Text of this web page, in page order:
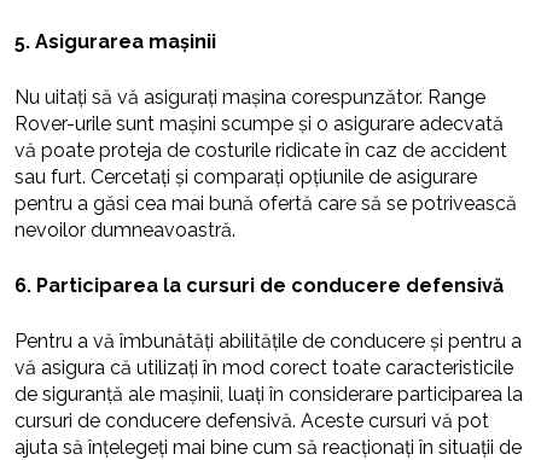
5. Asigurarea mașinii
Nu uitați să vă asigurați mașina corespunzător. Range
Rover-urile sunt mașini scumpe și o asigurare adecvată
vă poate proteja de costurile ridicate în caz de accident
sau furt. Cercetați și comparați opțiunile de asigurare
pentru a găsi cea mai bună ofertă care să se potrivească
nevoilor dumneavoastră.
6. Participarea la cursuri de conducere defensivă
Pentru a vă îmbunătăți abilitățile de conducere și pentru a
vă asigura că utilizați în mod corect toate caracteristicile
de siguranță ale mașinii, luați în considerare participarea la
cursuri de conducere defensivă. Aceste cursuri vă pot
ajuta să înțelegeți mai bine cum să reacționați în situații de